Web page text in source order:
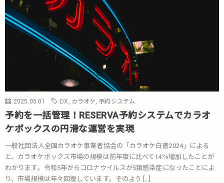
2025.05.01 DX カラオケ 予約システム
予約を一括管理！RESERVA予約システムでカラオ
ケボックスの円滑な運営を実現
一般社団法人全国カラオケ事業者協会の「カラオケ白書2024」による
と、カラオケボックス市場の規模は前年度に比べて14％増加したことが
わかります。令和5年からコロナウイルスが5類感染症になったことによ
り、市場規模は年々回復しています。そのよう […]